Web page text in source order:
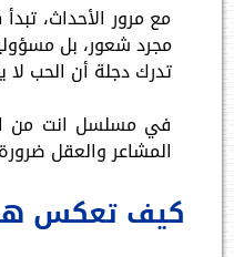
مع مرور الأحداث،
مجرد شعور، بل
تدرك دجلة أن الحب
في مسلسل انت من
المشاعر والعقل
كيف تعكس